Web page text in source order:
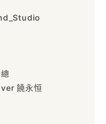
饒永恒